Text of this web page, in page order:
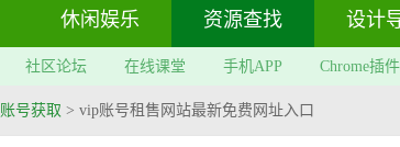
休闲娱乐 资源查找 设计
社区论坛 在线课堂 手机APP Chrome插件
账号获取 > vip账号租售网站最新免费网址入口